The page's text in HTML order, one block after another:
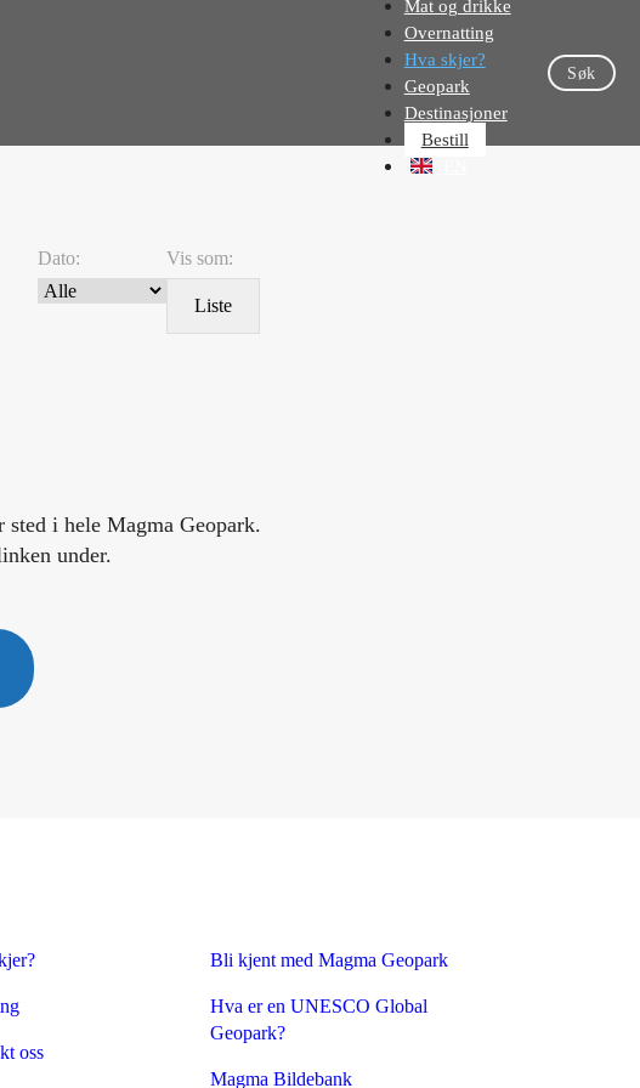
Mat og drikke
Overnatting
Hva skjer?
Geopark
Destinasjoner
Bestill
Søk
Dato: Vis som:
Liste
i hele Magma Geopark.
under.
oss
Bli kjent med Magma Geopark
Hva er en UNESCO Global
Geopark?
Magma Bildebank